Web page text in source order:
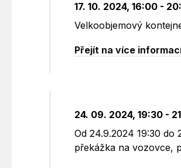
17. 10. 2024, 16:00 -
Velkoobjemový
Přejít na více
24. 09. 2024, 19:30 -
Od 24.9.2024 19:30
překážka na vozovce,